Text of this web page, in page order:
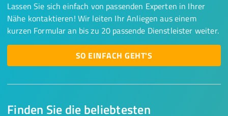
Finden Sie die beliebtesten
Lassen Sie sich einfach von passenden Experten in Ihrer
Nähe kontaktieren! Wir leiten Ihr Anliegen aus einem
kurzen Formular an bis zu 20 passende Dienstleister weiter.
SO EINFACH GEHT'S